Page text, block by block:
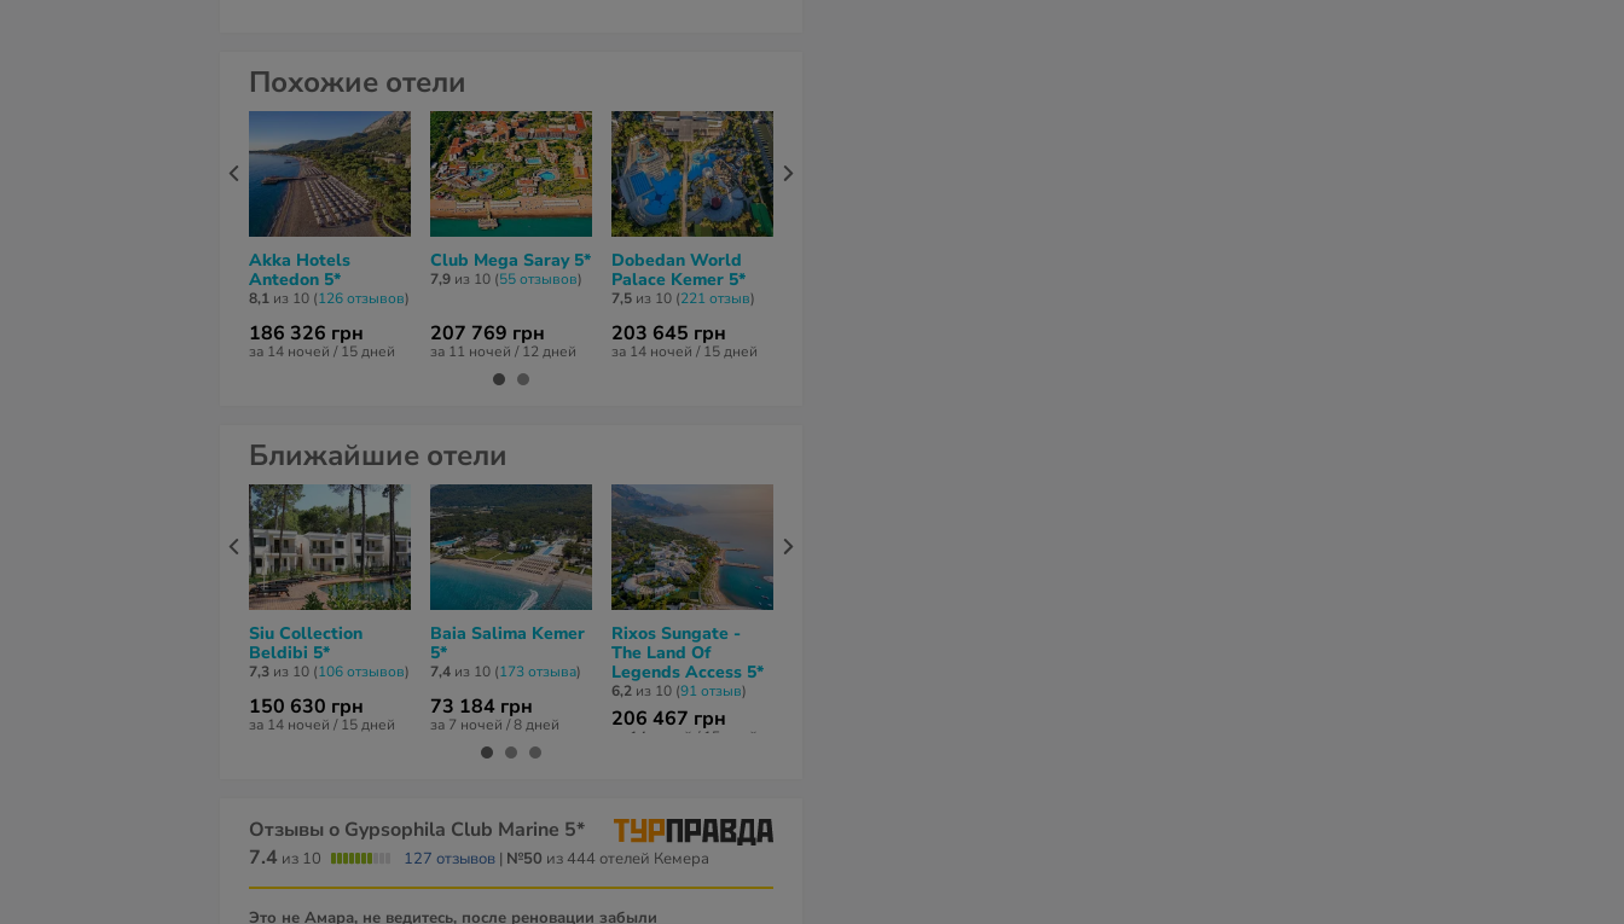
Похожие отели
Akka Hotels
Antedon 5*
8,1 из 10 (126 отзывов)
186 326 грн
за 14 ночей / 15 дней
Club Mega Saray 5*
7,9 из 10 (55 отзывов)
207 769 грн
за 11 ночей / 12 дней
Dobedan World
Palace Kemer 5*
7,5 из 10 (221 отзыв)
203 645 грн
за 14 ночей / 15 дней
Ближайшие отели
Siu Collection
Beldibi 5*
7,3 из 10 (106 отзывов)
150 630 грн
за 14 ночей / 15 дней
Baia Salima Kemer
5*
7,4 из 10 (173 отзывa)
73 184 грн
за 7 ночей / 8 дней
Rixos Sungate -
The Land Of
Legends Access 5*
6,2 из 10 (91 отзыв)
206 467 грн
за 14 ночей / 15 дней
Отзывы о Gypsophila Club Marine 5*
7.4 из 10 127 отзывов | №50 из 444 отелей Кемера
Это не Амара, не ведитесь, после реновации забыли